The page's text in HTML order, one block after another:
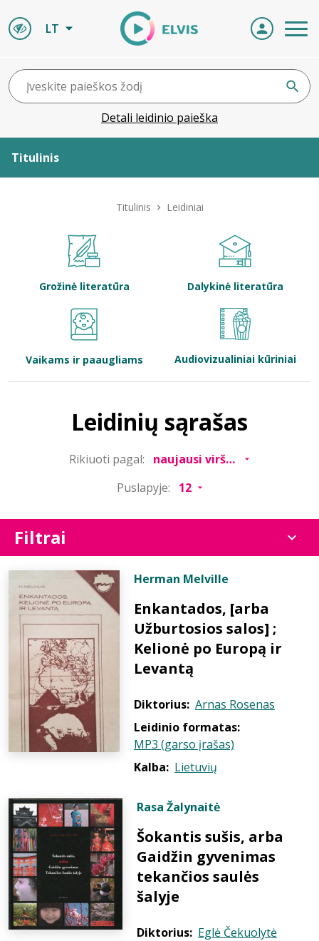
LT
Detali leidinio paieška
Titulinis
Bibliotekoms
Titulinis Leidiniai
Grožinė literatūra Dalykinė literatūra
Vaikams ir paaugliams Audiovizualiniai kūriniai
Leidinių sąrašas
Rikiuoti pagal:
Puslapyje:
Filtrai
Herman Melville
Enkantados, [arba
Užburtosios salos] ;
Kelionė po Europą ir
Levantą
Diktorius: Arnas Rosenas
Leidinio formatas:
MP3 (garso įrašas)
Kalba: Lietuvių
Rasa Žalynaitė
Šokantis sušis, arba
Gaidžin gyvenimas
tekančios saulės
šalyje
Diktorius: Eglė Čekuolytė